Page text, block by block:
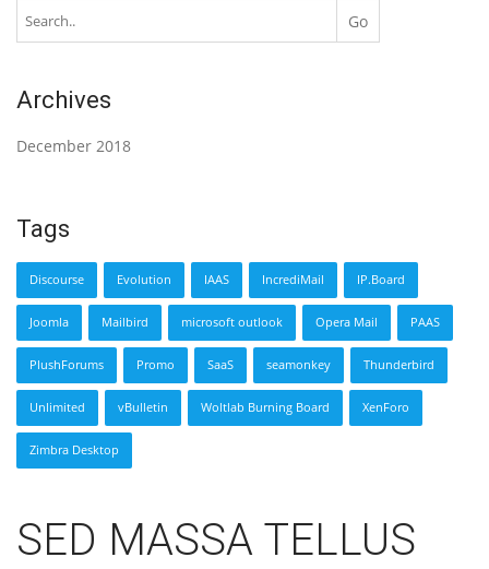
Archives
December 2018
Tags
Discourse Evolution IAAS IncrediMail IP.Board
Joomla Mailbird microsoft outlook Opera Mail PAAS
PlushForums Promo SaaS seamonkey Thunderbird
Unlimited vBulletin Woltlab Burning Board XenForo
Zimbra Desktop
SED MASSA TELLUS